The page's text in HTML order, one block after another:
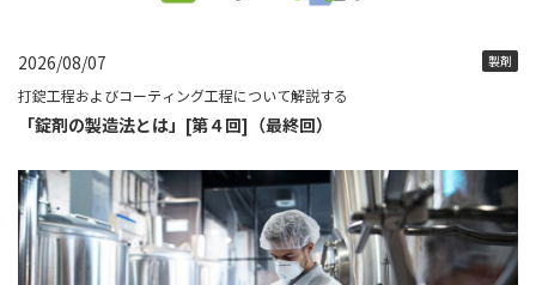
2026/08/07 製剤
打錠工程およびコーティング工程について解説する
「錠剤の製造法とは」[第４回]（最終回）